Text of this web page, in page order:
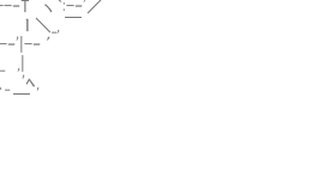
ヽ`:-‐'／
_, ￣
‐ ′
ﾍ,